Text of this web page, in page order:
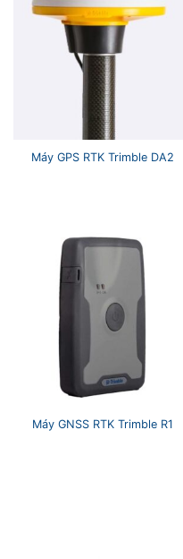
Máy GPS RTK Trimble DA2
Máy GNSS RTK Trimble R1